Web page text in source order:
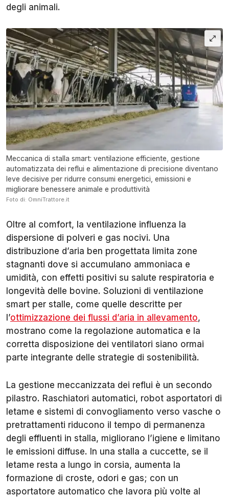
degli animali.
Meccanica di stalla smart: ventilazione efficiente, gestione
automatizzata dei reflui e alimentazione di precisione diventano
leve decisive per ridurre consumi energetici, emissioni e
migliorare benessere animale e produttività
Foto di: OmniTrattore.it
Oltre al comfort, la ventilazione influenza la
dispersione di polveri e gas nocivi. Una
distribuzione d’aria ben progettata limita zone
stagnanti dove si accumulano ammoniaca e
umidità, con effetti positivi su salute respiratoria e
longevità delle bovine. Soluzioni di ventilazione
smart per stalle, come quelle descritte per
l’ottimizzazione dei flussi d’aria in allevamento,
mostrano come la regolazione automatica e la
corretta disposizione dei ventilatori siano ormai
parte integrante delle strategie di sostenibilità.
La gestione meccanizzata dei reflui è un secondo
pilastro. Raschiatori automatici, robot asportatori di
letame e sistemi di convogliamento verso vasche o
pretrattamenti riducono il tempo di permanenza
degli effluenti in stalla, migliorano l’igiene e limitano
le emissioni diffuse. In una stalla a cuccette, se il
letame resta a lungo in corsia, aumenta la
formazione di croste, odori e gas; con un
asportatore automatico che lavora più volte al